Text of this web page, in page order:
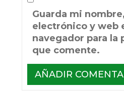
Guarda mi
electrónico y web
navegador para la
que comente.